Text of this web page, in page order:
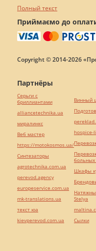
Полный текст
Приймаємо до
Copyright © 2014-2026
Партнёры
Серьги с
бриллиантами
alliancetechnika.ua
миралинкс
Веб мастер
https://motokosmos.ua/
Синтезаторы
agrotechnika.com.ua
perevod.agency
europeservice.com.ua
mk-translations.ua
текст юа
kievperevod.com.ua
Винный
hospice-
больных
Шкафы
Stelya
Cылки